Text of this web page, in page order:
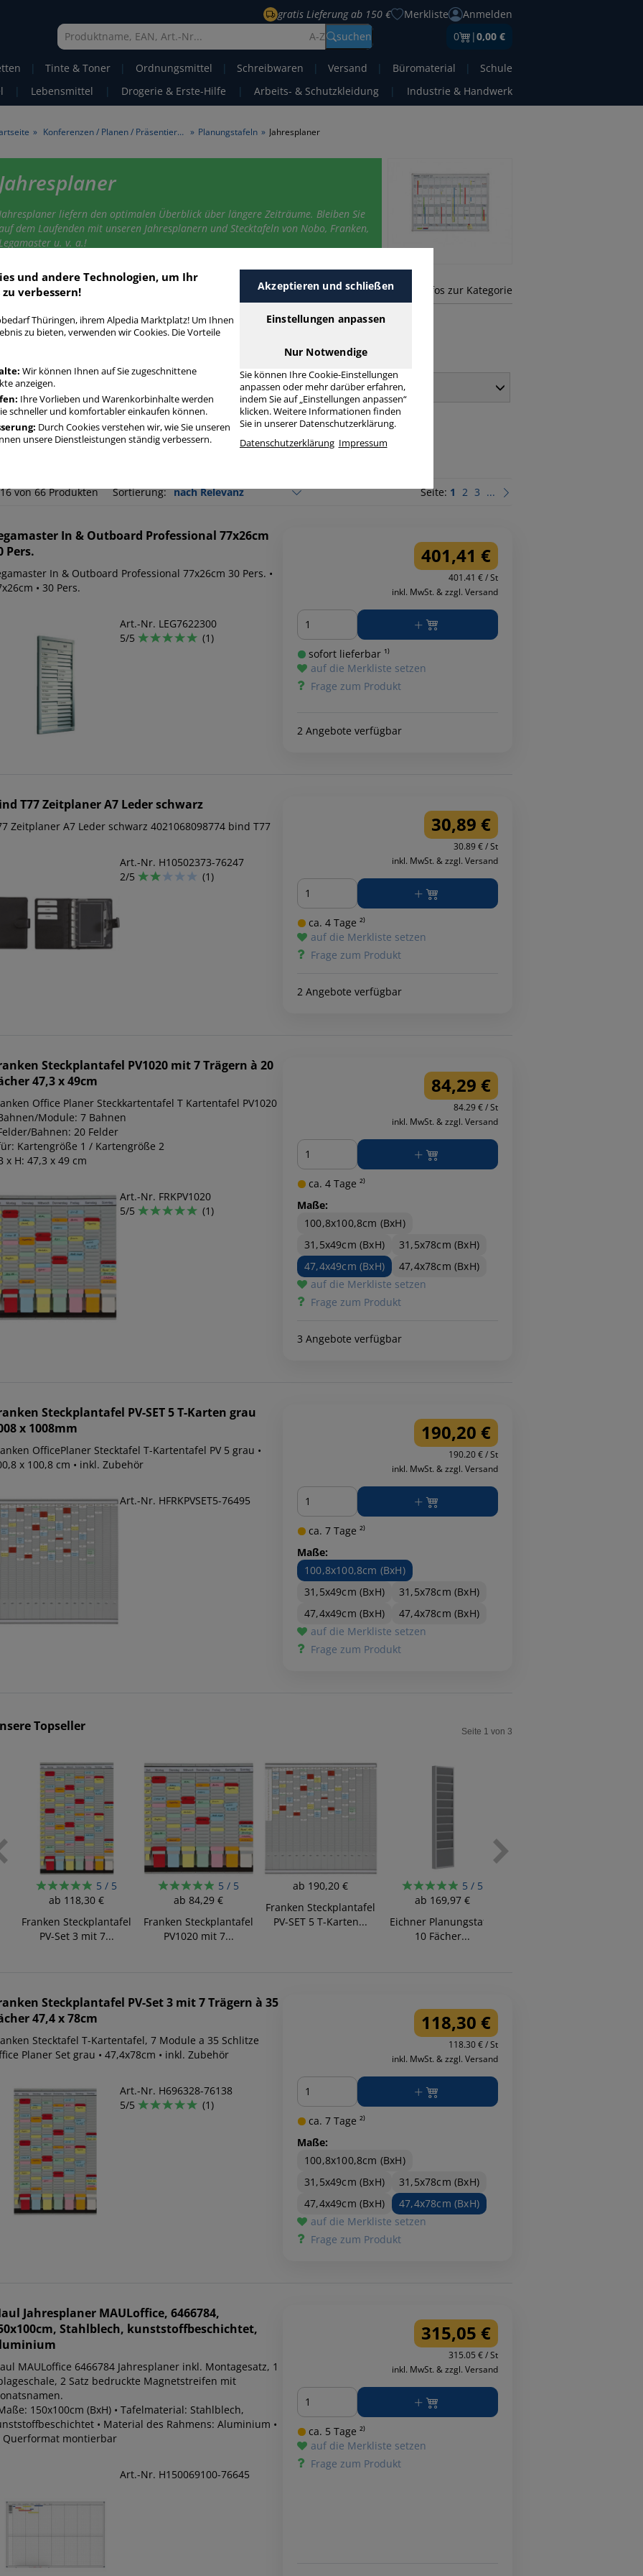
gratis Lieferung ab 150 € Merkliste
Anmelden
A-Z
suchen 0 |0,00 €
| Tinte & Toner | Ordnungsmittel | Schreibwaren | Versand | Büromaterial |
Schule
| Lebensmittel | Drogerie & Erste-Hilfe | Arbeits- & Schutzkleidung | Industrie & Handwerk
» Konferenzen / Planen / Präsentieren » Planungstafeln » Jahresplaner
Jahresplaner
Jahresplaner liefern den optimalen Überblick über längere Zeiträume. Bleiben Sie
dem Laufenden mit unseren Jahresplanern und Stecktafeln von Nobo, Franken,
Legamaster u. v. a.!
mehr Infos zur Kategorie
Farbe Inhalt
von 66 Produkten Sortierung: Seite: 1 2 3 ...
In & Outboard Professional 77x26cm
Pers.
In & Outboard Professional 77x26cm 30 Pers. •
• 30 Pers.
Art.-Nr. LEG7622300
5/5
(1)
401,41 €
401.41 € / St
inkl. MwSt. & zzgl. Versand
Menge
sofort lieferbar ¹⁾
auf die Merkliste setzen
Frage zum Produkt
2 Angebote verfügbar
T77 Zeitplaner A7 Leder schwarz
Zeitplaner A7 Leder schwarz 4021068098774 bind T77
Art.-Nr. H10502373-76247
2/5
(1)
30,89 €
30.89 € / St
inkl. MwSt. & zzgl. Versand
Menge
ca. 4 Tage ²⁾
auf die Merkliste setzen
Frage zum Produkt
2 Angebote verfügbar
Steckplantafel PV1020 mit 7 Trägern à 20
47,3 x 49cm
Office Planer Steckkartentafel T Kartentafel PV1020
Module: 7 Bahnen
Bahnen: 20 Felder
Kartengröße 1 / Kartengröße 2
x H: 47,3 x 49 cm
Art.-Nr. FRKPV1020
5/5
(1)
84,29 €
84.29 € / St
inkl. MwSt. & zzgl. Versand
Menge
ca. 4 Tage ²⁾
Maße:
100,8x100,8cm (BxH)
31,5x49cm (BxH)
31,5x78cm (BxH)
47,4x49cm (BxH)
47,4x78cm (BxH)
auf die Merkliste setzen
Frage zum Produkt
3 Angebote verfügbar
Steckplantafel PV-SET 5 T-Karten grau
x 1008mm
OfficePlaner Stecktafel T-Kartentafel PV 5 grau •
100,8 x 100,8 cm • inkl. Zubehör
Art.-Nr. HFRKPVSET5-76495
190,20 €
190.20 € / St
inkl. MwSt. & zzgl. Versand
Menge
ca. 7 Tage ²⁾
Maße:
100,8x100,8cm (BxH)
31,5x49cm (BxH)
31,5x78cm (BxH)
47,4x49cm (BxH)
47,4x78cm (BxH)
auf die Merkliste setzen
Frage zum Produkt
Topseller
5 / 5
ab 118,30 €
Franken Steckplantafel
PV-Set 3 mit 7...
5 / 5
ab 84,29 €
Franken Steckplantafel
PV1020 mit 7...
ab 190,20 €
Franken Steckplantafel
PV-SET 5 T-Karten...
5 / 5
ab 169,97 €
Eichner Planungstafel
10 Fächer...
Seite 1 von 3
Steckplantafel PV-Set 3 mit 7 Trägern à 35
47,4 x 78cm
Stecktafel T-Kartentafel, 7 Module a 35 Schlitze
Planer Set grau • 47,4x78cm • inkl. Zubehör
Art.-Nr. H696328-76138
5/5
(1)
118,30 €
118.30 € / St
inkl. MwSt. & zzgl. Versand
Menge
ca. 7 Tage ²⁾
Maße:
100,8x100,8cm (BxH)
31,5x49cm (BxH)
31,5x78cm (BxH)
47,4x49cm (BxH)
47,4x78cm (BxH)
auf die Merkliste setzen
Frage zum Produkt
Jahresplaner MAULoffice, 6466784,
Stahlblech, kunststoffbeschichtet,
MAULoffice 6466784 Jahresplaner inkl. Montagesatz, 1
2 Satz bedruckte Magnetstreifen mit
150x100cm (BxH) • Tafelmaterial: Stahlblech,
• Material des Rahmens: Aluminium •
Querformat montierbar
Art.-Nr. H150069100-76645
315,05 €
315.05 € / St
inkl. MwSt. & zzgl. Versand
Menge
ca. 5 Tage ²⁾
auf die Merkliste setzen
Frage zum Produkt
und andere Technologien, um Ihr
verbessern!
Thüringen, ihrem Alpedia Marktplatz! Um Ihnen
zu bieten, verwenden wir Cookies. Die Vorteile
Wir können Ihnen auf Sie zugeschnittene
anzeigen.
Ihre Vorlieben und Warenkorbinhalte werden
schneller und komfortabler einkaufen können.
Durch Cookies verstehen wir, wie Sie unseren
unsere Dienstleistungen ständig verbessern.
Akzeptieren und schließen
Einstellungen anpassen
Nur Notwendige
Sie können Ihre Cookie-Einstellungen
anpassen oder mehr darüber erfahren,
indem Sie auf „Einstellungen anpassen“
klicken. Weitere Informationen finden
Sie in unserer Datenschutzerklärung.
Datenschutzerklärung Impressum